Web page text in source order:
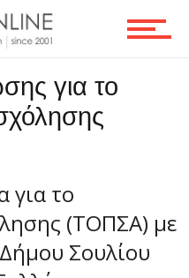
για το
για το
(ΤΟΠΣΑ) με
Σουλίου